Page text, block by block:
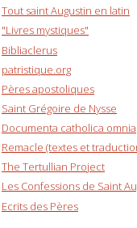
Tout saint Augustin en latin
"Livres mystiques"
Bibliaclerus
patristique.org
Pères apostoliques
Saint Grégoire de Nysse
Documenta catholica omnia
Remacle (textes et
The Tertullian Project
Les Confessions de Saint
Ecrits des Pères